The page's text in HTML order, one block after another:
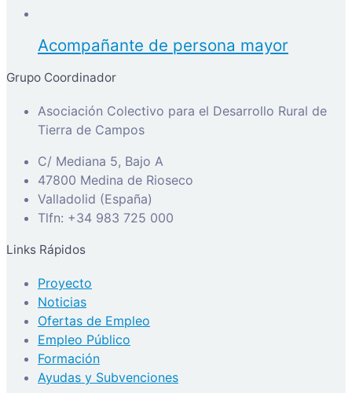
Acompañante de persona mayor
Grupo Coordinador
Asociación Colectivo para el Desarrollo Rural de
Tierra de Campos
C/ Mediana 5, Bajo A
47800 Medina de Rioseco
Valladolid (España)
Tlfn: +34 983 725 000
Links Rápidos
Proyecto
Noticias
Ofertas de Empleo
Empleo Público
Formación
Ayudas y Subvenciones